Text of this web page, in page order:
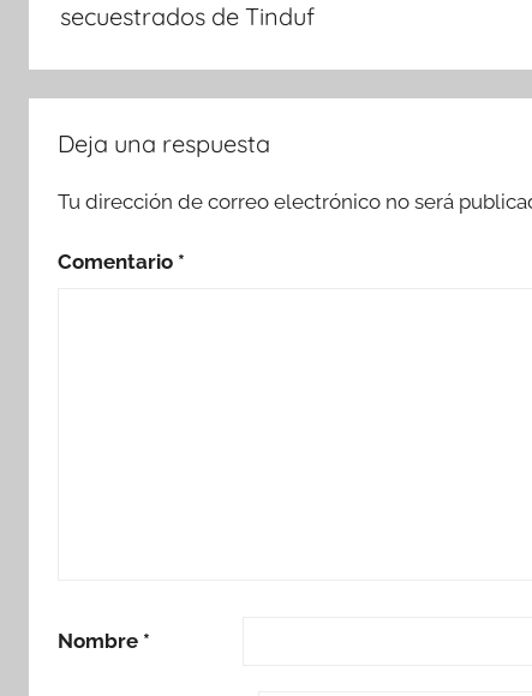
secuestrados de Tinduf
Deja una respuesta
Tu dirección de correo electrónico no será
Comentario *
Nombre *